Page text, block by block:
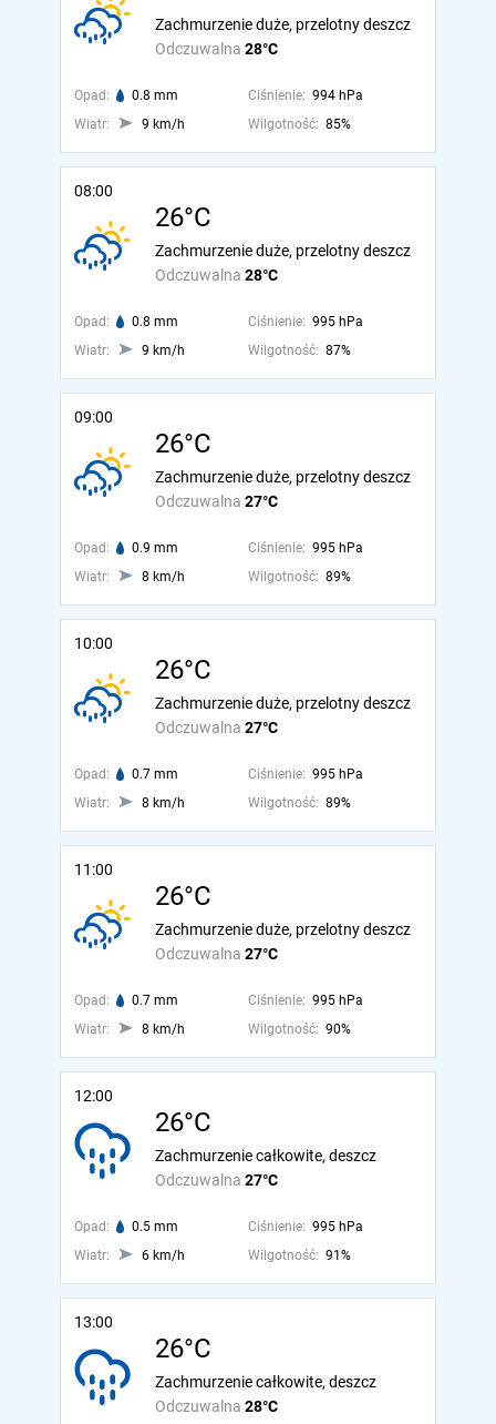
Odczuwalna 28°C
Zachmurzenie duże, przelotny deszcz
Opad: 0.8 mm Ciśnienie: 994 hPa
Wiatr:
9 km/h Wilgotność: 85%
08:00
26°C
Odczuwalna 28°C
Zachmurzenie duże, przelotny deszcz
Opad: 0.8 mm Ciśnienie: 995 hPa
Wiatr:
9 km/h Wilgotność: 87%
09:00
26°C
Odczuwalna 27°C
Zachmurzenie duże, przelotny deszcz
Opad: 0.9 mm Ciśnienie: 995 hPa
Wiatr:
8 km/h Wilgotność: 89%
10:00
26°C
Odczuwalna 27°C
Zachmurzenie duże, przelotny deszcz
Opad: 0.7 mm Ciśnienie: 995 hPa
Wiatr:
8 km/h Wilgotność: 89%
11:00
26°C
Odczuwalna 27°C
Zachmurzenie duże, przelotny deszcz
Opad: 0.7 mm Ciśnienie: 995 hPa
Wiatr:
8 km/h Wilgotność: 90%
12:00
26°C
Odczuwalna 27°C
Zachmurzenie całkowite, deszcz
Opad: 0.5 mm Ciśnienie: 995 hPa
Wiatr:
6 km/h Wilgotność: 91%
13:00
26°C
Odczuwalna 28°C
Zachmurzenie całkowite, deszcz